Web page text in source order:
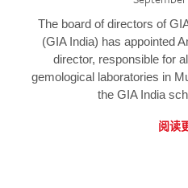
The board of directors of
(GIA India) has appointed
director, responsible for
gemological laboratories in
the GIA India
阅读